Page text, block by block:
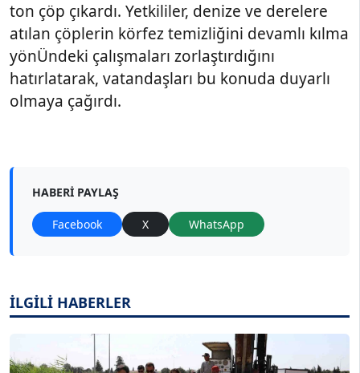
ton çöp çıkardı. Yetkililer, denize ve derelere
atılan çöplerin körfez temizliğini devamlı kılma
yönÜndeki çalışmaları zorlaştırdığını
hatırlatarak, vatandaşları bu konuda duyarlı
olmaya çağırdı.
HABERI PAYLAŞ
Facebook X WhatsApp
İLGİLİ HABERLER